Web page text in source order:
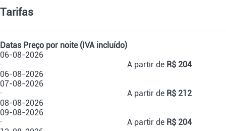
Tarifas
Datas Preço por noite (IVA incluído)
06-08-2026
·
06-08-2026
A partir de R$ 204
07-08-2026
·
08-08-2026
A partir de R$ 212
09-08-2026
·
A partir de R$ 204